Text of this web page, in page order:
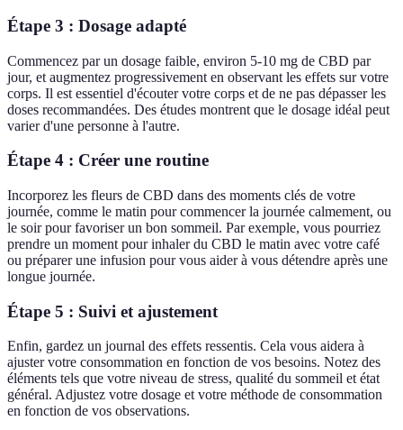
Étape 3 : Dosage adapté
Commencez par un dosage faible, environ 5-10 mg de CBD par
jour, et augmentez progressivement en observant les effets sur votre
corps. Il est essentiel d'écouter votre corps et de ne pas dépasser les
doses recommandées. Des études montrent que le dosage idéal peut
varier d'une personne à l'autre.
Étape 4 : Créer une routine
Incorporez les fleurs de CBD dans des moments clés de votre
journée, comme le matin pour commencer la journée calmement, ou
le soir pour favoriser un bon sommeil. Par exemple, vous pourriez
prendre un moment pour inhaler du CBD le matin avec votre café
ou préparer une infusion pour vous aider à vous détendre après une
longue journée.
Étape 5 : Suivi et ajustement
Enfin, gardez un journal des effets ressentis. Cela vous aidera à
ajuster votre consommation en fonction de vos besoins. Notez des
éléments tels que votre niveau de stress, qualité du sommeil et état
général. Adjustez votre dosage et votre méthode de consommation
en fonction de vos observations.